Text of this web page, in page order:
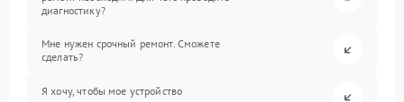
диагностику?
Мне нужен срочный ремонт. Сможете
сделать?
Я хочу, чтобы мое устройство